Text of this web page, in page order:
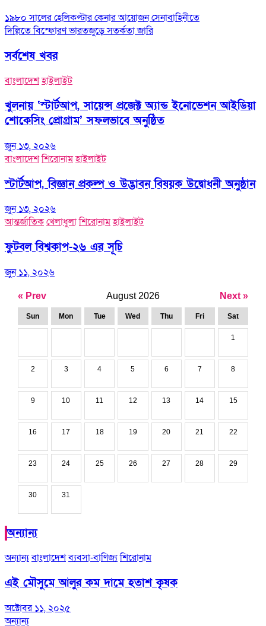
১৯৮০ সালের হেলিকপ্টার কেনার আয়োজন সেনাবাহিনীতে
দিল্লিতে বিস্ফোরণ ভারতজুড়ে সতর্কতা জারি
সর্বশেষ খবর
বাংলাদেশহাইলাইট
খুলনায় ‘স্টার্টআপ, সায়েন্স প্রজেক্ট অ্যান্ড ইনোভেশন আইডিয়া
শোকেসিং প্রোগ্রাম’ সফলভাবে অনুষ্ঠিত
জুন ১৩, ২০২৬
বাংলাদেশশিরোনামহাইলাইট
স্টার্টআপ, বিজ্ঞান প্রকল্প ও উদ্ভাবন বিষয়ক উদ্বোধনী অনুষ্ঠান
জুন ১৩, ২০২৬
আন্তর্জাতিকখেলাধুলাশিরোনামহাইলাইট
ফুটবল বিশ্বকাপ-২৬ এর সূচি
জুন ১১, ২০২৬
« Prev August 2026 Next »
Sun Mon Tue Wed Thu Fri Sat
1
2 3 4 5 6 7 8
9 10 11 12 13 14 15
16 17 18 19 20 21 22
23 24 25 26 27 28 29
30 31
অন্যান্য
অন্যান্যবাংলাদেশব্যবসা-বাণিজ্যশিরোনাম
এই মৌসুমে আলুর কম দামে হতাশ কৃষক
অক্টোবর ১১, ২০২৫
অন্যান্য